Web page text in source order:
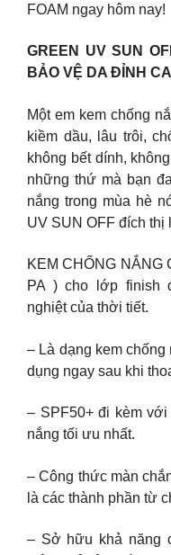
FOAM ngay hôm nay!
GREEN UV SUN
BẢO VỆ DA ĐỈNH
Một em kem chống
kiềm dầu, lâu trôi,
không bết dính,
những thứ mà bạn
nắng trong mùa hè
UV SUN OFF đích thị
KEM CHỐNG NẮNG
PA ) cho lớp finish
nghiệt của thời tiết.
– Là dạng kem chống
dụng ngay sau khi
– SPF50+ đi kèm
nắng tối ưu nhất.
– Công thức màn
là các thành phần từ
– Sở hữu khả năng